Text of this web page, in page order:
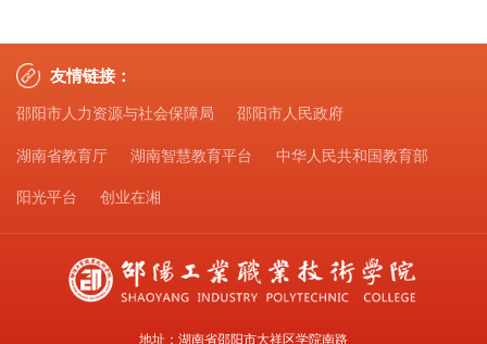
友情链接：
邵阳市人力资源与社会保障局 邵阳市人民政府
湖南省教育厅 湖南智慧教育平台 中华人民共和国教育部
阳光平台 创业在湘
地址：湖南省邵阳市大祥区学院南路